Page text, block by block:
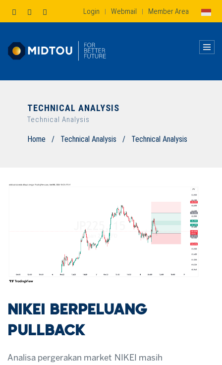
Login | Webmail | Member Area
TECHNICAL ANALYSIS
Technical Analysis
Home / Technical Analysis / Technical Analysis
NIKEI BERPELUANG
PULLBACK
Analisa pergerakan market NIKEI masih